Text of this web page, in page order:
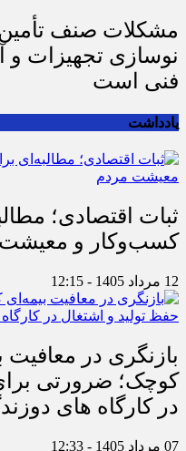
مشکلات صنف تأمین
نوسازی تجهیزات
فنی است
یادداشت
ثبات اقتصادی؛
کسب‌وکار و
12 مرداد 1405 - 12:15
بازنگری در معافیت
کوچک؛ ضرورتی
در کارگاه های
07 مرداد 1405 - 12:33